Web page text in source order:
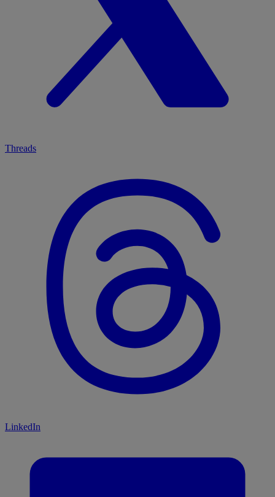
Threads
LinkedIn